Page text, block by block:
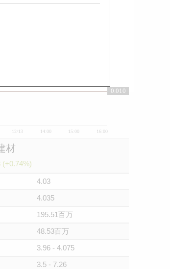
12/13 14:00 15:00 16:00
0.01
0.010
材
(+0.74%)
4.03
4.035
195.51百万
48.53百万
3.96 - 4.075
3.5 - 7.26